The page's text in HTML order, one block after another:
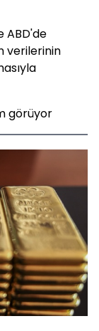
ABD'de
verilerinin
görüyor